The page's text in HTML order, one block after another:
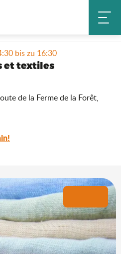
bis zu 16:30
et textiles
de la Ferme de la Forêt,